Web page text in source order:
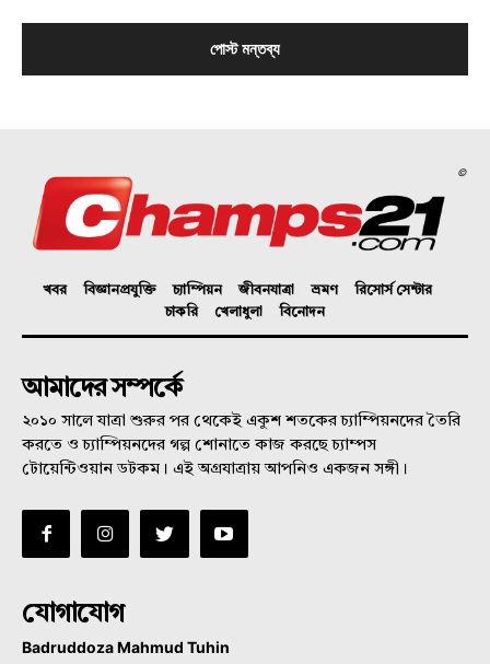
©
খবর বিজ্ঞানপ্রযুক্তি চ্যাম্পিয়ন জীবনযাত্রা ভ্রমণ
রিসোর্স সেন্টার
চাকরি
খেলাধুলা বিনোদন
আমাদের সম্পর্কে
২০১০ সালে যাত্রা শুরুর পর থেকেই একুশ শতকের চ্যাম্পিয়নদের তৈরি
করতে ও চ্যাম্পিয়নদের গল্প শোনাতে কাজ করছে চ্যাম্পস
টোয়েন্টিওয়ান ডটকম। এই অগ্রযাত্রায় আপনিও একজন সঙ্গী।
যোগাযোগ
Badruddoza Mahmud Tuhin